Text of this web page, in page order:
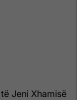
Jeni Xhamisë